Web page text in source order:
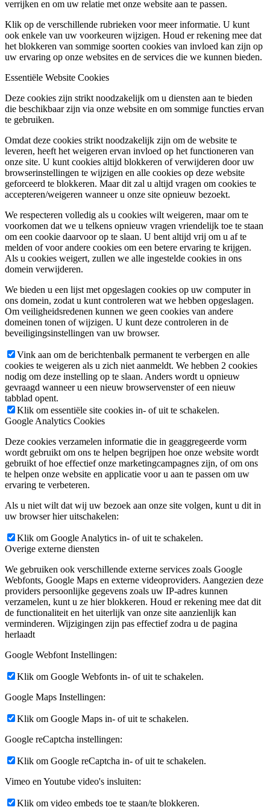
verrijken en om uw relatie met onze website aan te passen.
Klik op de verschillende rubrieken voor meer informatie. U kunt
ook enkele van uw voorkeuren wijzigen. Houd er rekening mee dat
het blokkeren van sommige soorten cookies van invloed kan zijn op
uw ervaring op onze websites en de services die we kunnen bieden.
Essentiële Website Cookies
Deze cookies zijn strikt noodzakelijk om u diensten aan te bieden
die beschikbaar zijn via onze website en om sommige functies ervan
te gebruiken.
Omdat deze cookies strikt noodzakelijk zijn om de website te
leveren, heeft het weigeren ervan invloed op het functioneren van
onze site. U kunt cookies altijd blokkeren of verwijderen door uw
browserinstellingen te wijzigen en alle cookies op deze website
geforceerd te blokkeren. Maar dit zal u altijd vragen om cookies te
accepteren/weigeren wanneer u onze site opnieuw bezoekt.
We respecteren volledig als u cookies wilt weigeren, maar om te
voorkomen dat we u telkens opnieuw vragen vriendelijk toe te staan
om een cookie daarvoor op te slaan. U bent altijd vrij om u af te
melden of voor andere cookies om een betere ervaring te krijgen.
Als u cookies weigert, zullen we alle ingestelde cookies in ons
domein verwijderen.
We bieden u een lijst met opgeslagen cookies op uw computer in
ons domein, zodat u kunt controleren wat we hebben opgeslagen.
Om veiligheidsredenen kunnen we geen cookies van andere
domeinen tonen of wijzigen. U kunt deze controleren in de
beveiligingsinstellingen van uw browser.
Vink aan om de berichtenbalk permanent te verbergen en alle
cookies te weigeren als u zich niet aanmeldt. We hebben 2 cookies
nodig om deze instelling op te slaan. Anders wordt u opnieuw
gevraagd wanneer u een nieuw browservenster of een nieuw
tabblad opent.
Klik om essentiële site cookies in- of uit te schakelen.
Google Analytics Cookies
Deze cookies verzamelen informatie die in geaggregeerde vorm
wordt gebruikt om ons te helpen begrijpen hoe onze website wordt
gebruikt of hoe effectief onze marketingcampagnes zijn, of om ons
te helpen onze website en applicatie voor u aan te passen om uw
ervaring te verbeteren.
Als u niet wilt dat wij uw bezoek aan onze site volgen, kunt u dit in
uw browser hier uitschakelen:
Klik om Google Analytics in- of uit te schakelen.
Overige externe diensten
We gebruiken ook verschillende externe services zoals Google
Webfonts, Google Maps en externe videoproviders. Aangezien deze
providers persoonlijke gegevens zoals uw IP-adres kunnen
verzamelen, kunt u ze hier blokkeren. Houd er rekening mee dat dit
de functionaliteit en het uiterlijk van onze site aanzienlijk kan
verminderen. Wijzigingen zijn pas effectief zodra u de pagina
herlaadt
Google Webfont Instellingen:
Klik om Google Webfonts in- of uit te schakelen.
Google Maps Instellingen:
Klik om Google Maps in- of uit te schakelen.
Google reCaptcha instellingen:
Klik om Google reCaptcha in- of uit te schakelen.
Vimeo en Youtube video's insluiten:
Klik om video embeds toe te staan/te blokkeren.